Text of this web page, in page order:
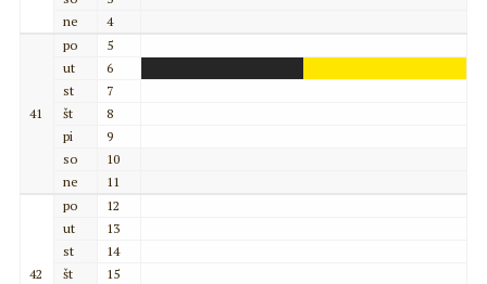
ne
4
41
po
5
ut
6
st
7
št
8
pi
9
so
10
ne
11
42
po
12
ut
13
st
14
št
15